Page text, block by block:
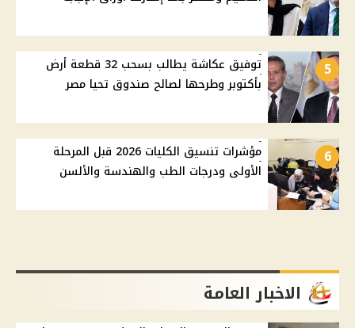
5
توفيق عكاشة يطالب بسحب 32 قطعة أرض
بأكتوبر وطرحها لصالح صندوق تحيا مصر
6
مؤشرات تنسيق الكليات 2026 قبل المرحلة
الأولى ودرجات الطب والهندسة والألسن
الاخبار العامة